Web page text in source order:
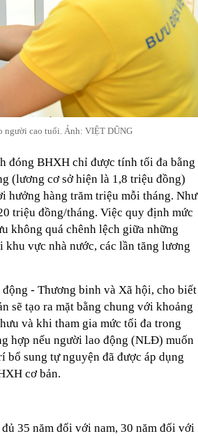
người cao tuổi. Ảnh: VIỆT DŨNG
đóng BHXH chỉ được tính tối đa bằng
(lương cơ sở hiện là 1,8 triệu đồng)
hưởng hàng trăm triệu mỗi tháng. Như
triệu đồng/tháng. Việc quy định mức
không quá chênh lệch giữa những
vực nhà nước, các lần tăng lương
- Thương binh và Xã hội, cho biết
sẽ tạo ra mặt bằng chung với khoảng
và khi tham gia mức tối đa trong
hợp nếu người lao động (NLĐ) muốn
bổ sung tự nguyện đã được áp dụng
cơ bản.
35 năm đối với nam, 30 năm đối với